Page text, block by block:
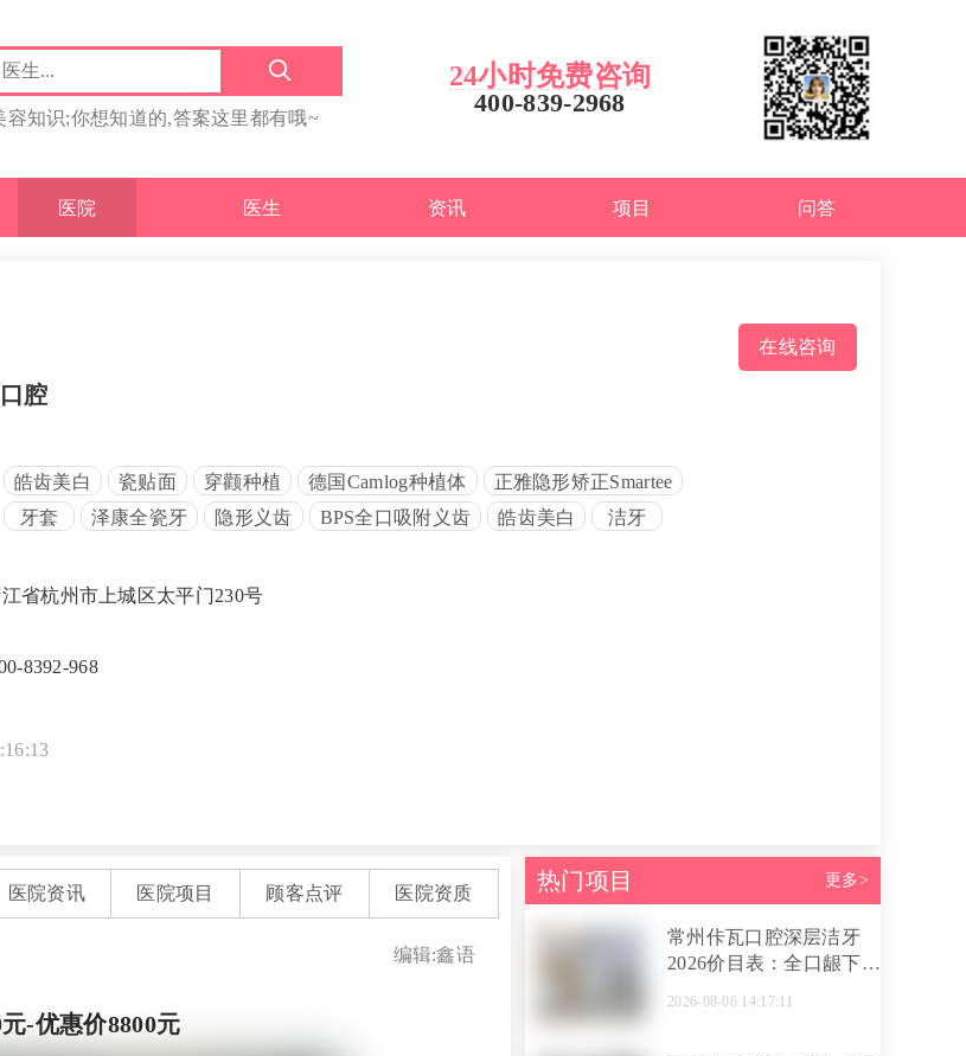
知识;你想知道的,答案这里都有哦~
24小时免费咨询
400-839-2968
医院 医生 资讯 项目 问答
腔
皓齿美白 瓷贴面 穿颧种植 德国Camlog种植体
正雅隐形矫正Smartee
牙套
泽康全瓷牙 隐形义齿 BPS全口吸附义齿 皓齿美白 洁牙
省杭州市上城区太平门230号
8392-968
在线咨询
医院资讯 医院项目 顾客点评 医院资质
编辑:鑫语
-优惠价8800元
热门项目 更多>
常州佧瓦口腔深层洁牙
2026价目表：全口龈下刮
2026-08-06 14:17:11